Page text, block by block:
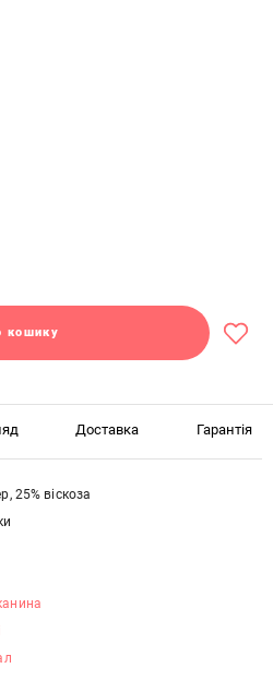
кошику
Доставка Гарантія
25% віскоза